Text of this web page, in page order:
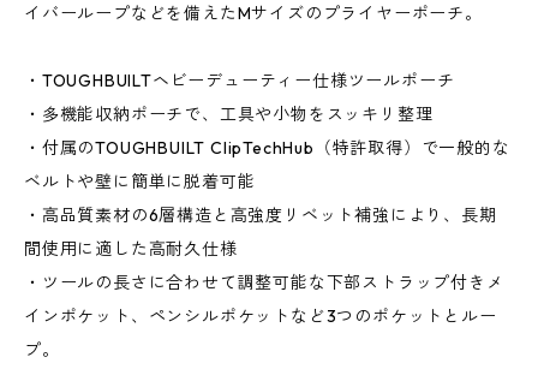
イバーループなどを備えたMサイズのプライヤーポーチ。
・TOUGHBUILTヘビーデューティー仕様ツールポーチ
・多機能収納ポーチで、工具や小物をスッキリ整理
・付属のTOUGHBUILT ClipTechHub（特許取得）で一般的な
ベルトや壁に簡単に脱着可能
・高品質素材の6層構造と高強度リベット補強により、長期
間使用に適した高耐久仕様
・ツールの長さに合わせて調整可能な下部ストラップ付きメ
インポケット、ペンシルポケットなど3つのポケットとルー
プ。